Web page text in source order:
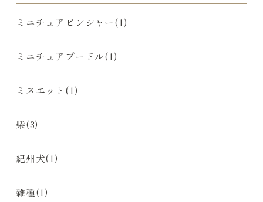
ミニチュアピンシャー(1)
ミニチュアプードル(1)
ミヌエット(1)
柴(3)
紀州犬(1)
雑種(1)